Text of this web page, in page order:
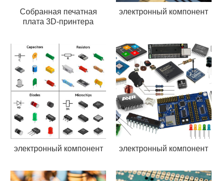
Собранная печатная
плата 3D-принтера
электронный компонент
электронный компонент электронный компонент